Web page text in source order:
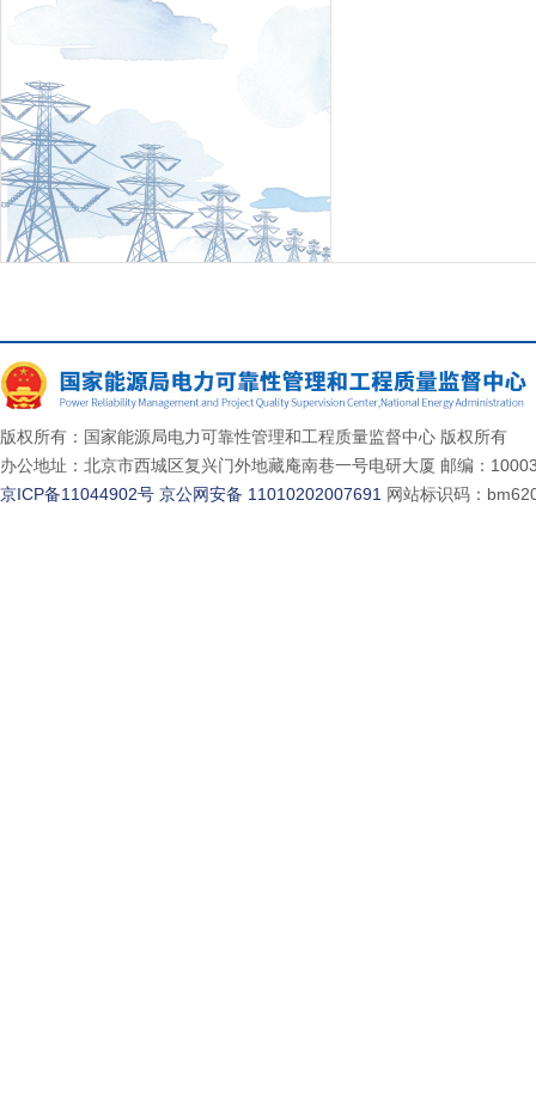
版权所有：国家能源局电力可靠性管理和工程质量监督中心 版权所有
办公地址：北京市西城区复兴门外地藏庵南巷一号电研大厦 邮编：
京ICP备11044902号 京公网安备 11010202007691 网站标识码：